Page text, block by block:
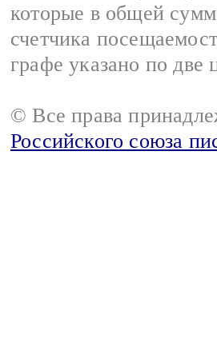
которые в общей
счетчика
графе указано по две
© Все права
Российского союза